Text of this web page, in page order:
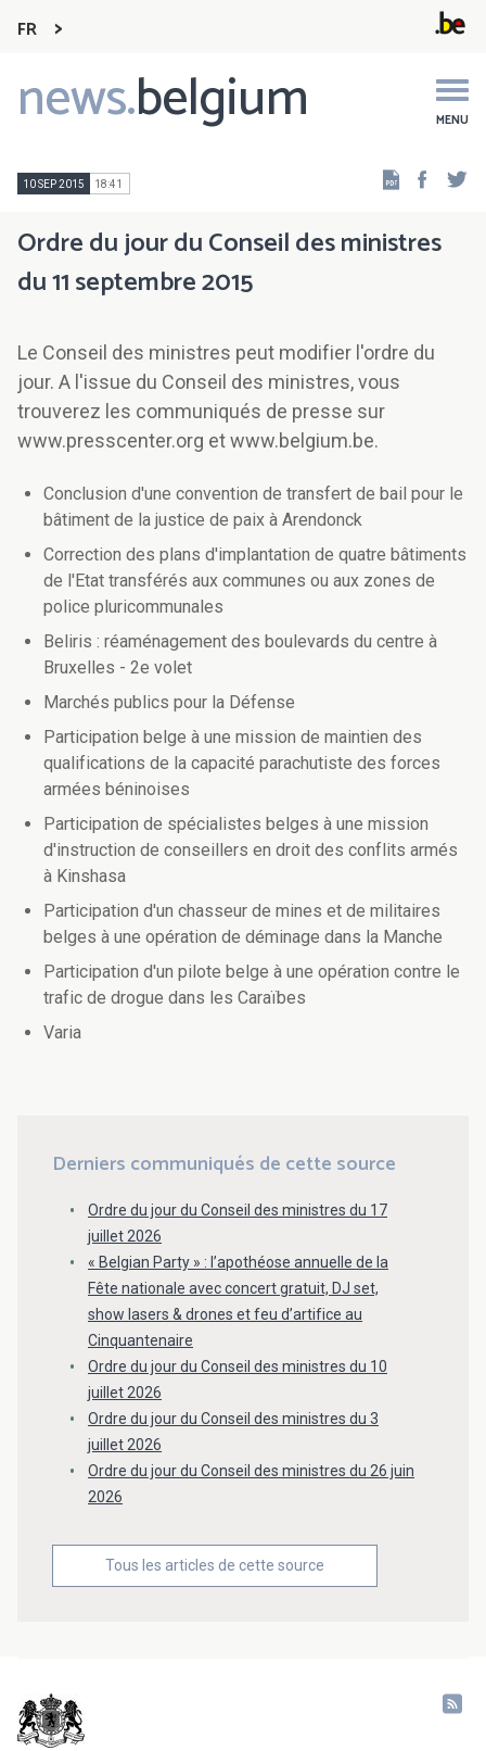
FR
news.belgium MENU
Main
navigation
10 SEP 2015 18:41
Ordre du jour du Conseil des ministres
du 11 septembre 2015
Le Conseil des ministres peut modifier l'ordre du
jour. A l'issue du Conseil des ministres, vous
trouverez les communiqués de presse sur
www.presscenter.org et www.belgium.be.
Conclusion d'une convention de transfert de bail pour le
bâtiment de la justice de paix à Arendonck
Correction des plans d'implantation de quatre bâtiments
de l'Etat transférés aux communes ou aux zones de
police pluricommunales
Beliris : réaménagement des boulevards du centre à
Bruxelles - 2e volet
Marchés publics pour la Défense
Participation belge à une mission de maintien des
qualifications de la capacité parachutiste des forces
armées béninoises
Participation de spécialistes belges à une mission
d'instruction de conseillers en droit des conflits armés
à Kinshasa
Participation d'un chasseur de mines et de militaires
belges à une opération de déminage dans la Manche
Participation d'un pilote belge à une opération contre le
trafic de drogue dans les Caraïbes
Varia
Derniers communiqués de cette source
Ordre du jour du Conseil des ministres du 17
juillet 2026
« Belgian Party » : l’apothéose annuelle de la
Fête nationale avec concert gratuit, DJ set,
show lasers & drones et feu d’artifice au
Cinquantenaire
Ordre du jour du Conseil des ministres du 10
juillet 2026
Ordre du jour du Conseil des ministres du 3
juillet 2026
Ordre du jour du Conseil des ministres du 26 juin
2026
Tous les articles de cette source